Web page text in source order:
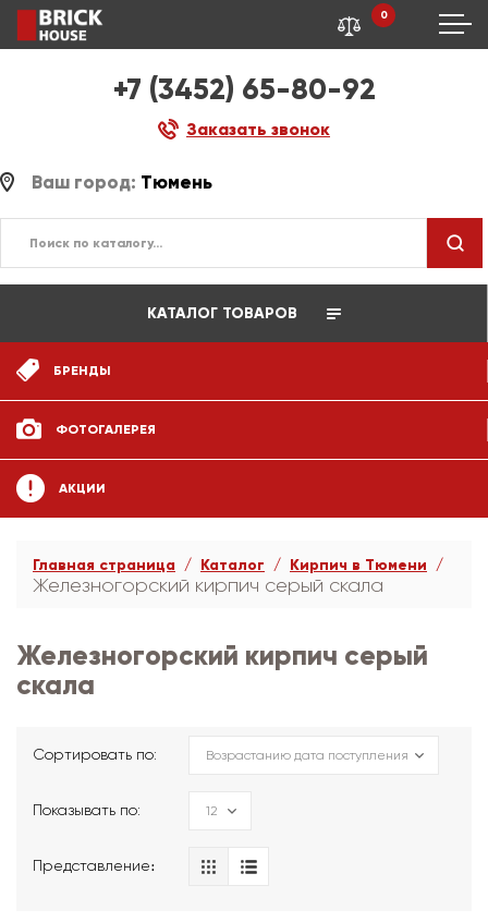
+7 (3452) 65-80-92
Заказать звонок
0
Ваш город: Тюмень
КАТАЛОГ ТОВАРОВ
БРЕНДЫ
ФОТОГАЛЕРЕЯ
АКЦИИ
Главная страница Каталог Кирпич в Тюмени
Железногорский кирпич серый скала
Железногорский кирпич серый
скала
Сортировать по:
Показывать по:
Представление։